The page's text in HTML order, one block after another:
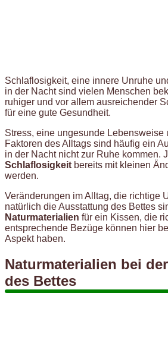
Schlaflosigkeit, eine innere Unruhe
in der Nacht sind vielen Menschen
ruhiger und vor allem ausreichender
für eine gute Gesundheit.
Stress, eine ungesunde Lebensweise
Faktoren des Alltags sind häufig ein
in der Nacht nicht zur Ruhe kommen.
Schlaflosigkeit bereits mit kleinen
werden.
Veränderungen im Alltag, die richtige
natürlich die Ausstattung des Bettes
Naturmaterialien für ein Kissen, die
entsprechende Bezüge können hier
Aspekt haben.
Naturmaterialien bei
des Bettes